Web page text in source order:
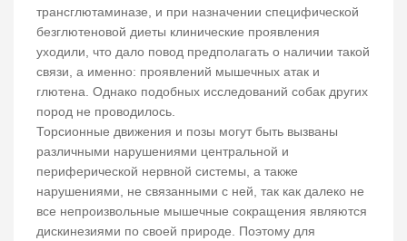
трансглютаминазе, и при назначении специфической
безглютеновой диеты клинические проявления
уходили, что дало повод предполагать о наличии такой
связи, а именно: проявлений мышечных атак и
глютена. Однако подобных исследований собак других
пород не проводилось.
Торсионные движения и позы могут быть вызваны
различными нарушениями центральной и
периферической нервной системы, а также
нарушениями, не связанными с ней, так как далеко не
все непроизвольные мышечные сокращения являются
дискинезиями по своей природе. Поэтому для